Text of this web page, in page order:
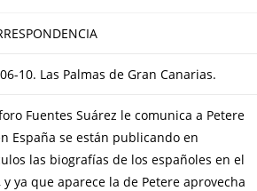
10. Las Palmas de Gran Canarias.
Fuentes Suárez le comunica a Petere
España se están publicando en
las biografías de los españoles en el
y ya que aparece la de Petere aprovecha